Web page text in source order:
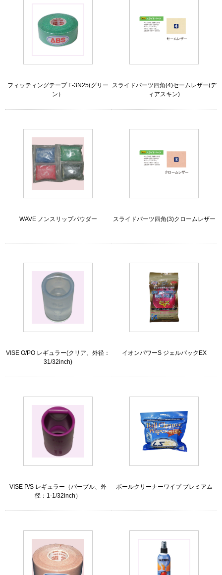
フィッティングテープ F-3N25(グリー
ン）
スライドパーツ四角(4)セームレザー(デ
ィアスキン)
WAVE ノンスリップパウダー スライドパーツ四角(3)クロームレザー
VISE O/PO レギュラー(クリア、外径：
31/32inch)
イオンパワーS ジェルパックEX
VISE P/S レギュラー（パープル、外
径：1-1/32inch）
ボールクリーナーワイプ プレミアム